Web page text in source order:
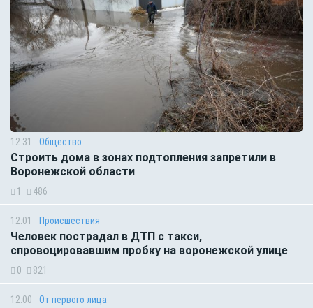
12:31 Общество
Строить дома в зонах подтопления запретили в
Воронежской области
1 486
12:01 Происшествия
Человек пострадал в ДТП с такси,
спровоцировавшим пробку на воронежской улице
0 821
12:00 От первого лица